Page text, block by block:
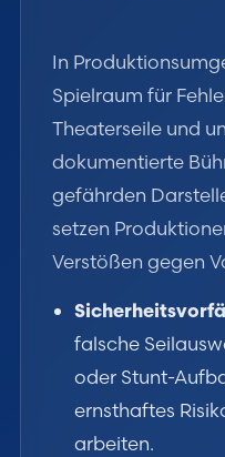
In
Spielraum für
Theaterseile und
dokumentierte
gefährden
setzen
Verstößen gegen
falsche
oder Stunt-
ernsthaftes
arbeiten.